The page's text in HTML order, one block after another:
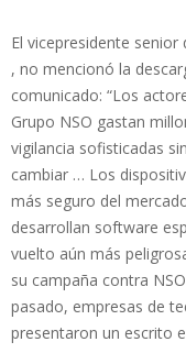
El vicepresidente
, no mencionó la
comunicado: “Los
Grupo NSO gastan
vigilancia sofisticadas
cambiar … Los
más seguro del
desarrollan software
vuelto aún más
su campaña contra
pasado, empresas de
presentaron un escrito